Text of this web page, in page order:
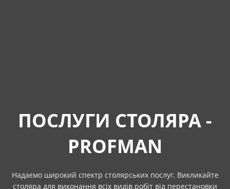
ПОСЛУГИ СТОЛЯРА -
PROFMAN
Надаємо широкий спектр столярських послуг. Викликайте
столяра для виконання всіх видів робіт від перестановки